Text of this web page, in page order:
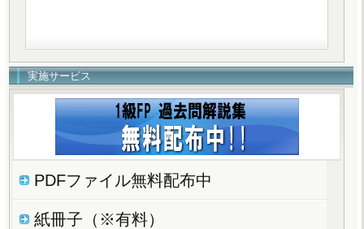
実施サービス
PDFファイル無料配布中
紙冊子（※有料）